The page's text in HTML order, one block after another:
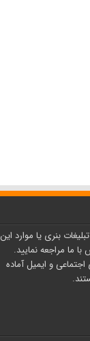
بنری یا موارد این
ما مراجعه نمایید.
و ایمیل آماده